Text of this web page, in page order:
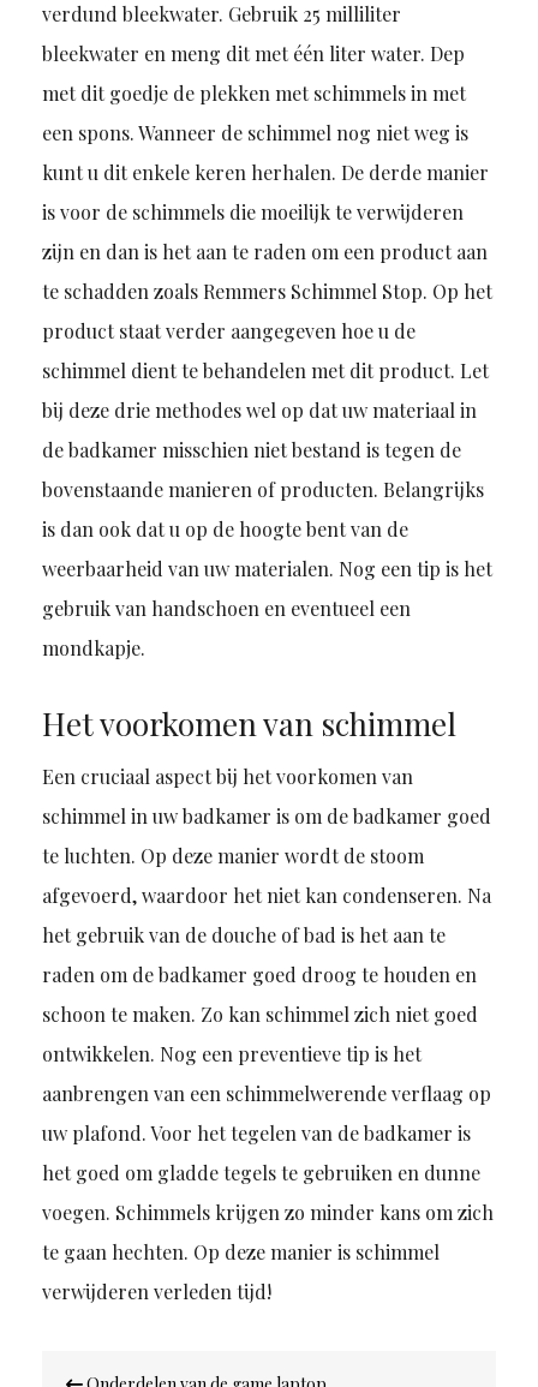
verdund bleekwater. Gebruik 25 milliliter
bleekwater en meng dit met één liter water. Dep
met dit goedje de plekken met schimmels in met
een spons. Wanneer de schimmel nog niet weg is
kunt u dit enkele keren herhalen. De derde manier
is voor de schimmels die moeilijk te verwijderen
zijn en dan is het aan te raden om een product aan
te schadden zoals Remmers Schimmel Stop. Op het
product staat verder aangegeven hoe u de
schimmel dient te behandelen met dit product. Let
bij deze drie methodes wel op dat uw materiaal in
de badkamer misschien niet bestand is tegen de
bovenstaande manieren of producten. Belangrijks
is dan ook dat u op de hoogte bent van de
weerbaarheid van uw materialen. Nog een tip is het
gebruik van handschoen en eventueel een
mondkapje.
Het voorkomen van schimmel
Een cruciaal aspect bij het voorkomen van
schimmel in uw badkamer is om de badkamer goed
te luchten. Op deze manier wordt de stoom
afgevoerd, waardoor het niet kan condenseren. Na
het gebruik van de douche of bad is het aan te
raden om de badkamer goed droog te houden en
schoon te maken. Zo kan schimmel zich niet goed
ontwikkelen. Nog een preventieve tip is het
aanbrengen van een schimmelwerende verflaag op
uw plafond. Voor het tegelen van de badkamer is
het goed om gladde tegels te gebruiken en dunne
voegen. Schimmels krijgen zo minder kans om zich
te gaan hechten. Op deze manier is schimmel
verwijderen verleden tijd!